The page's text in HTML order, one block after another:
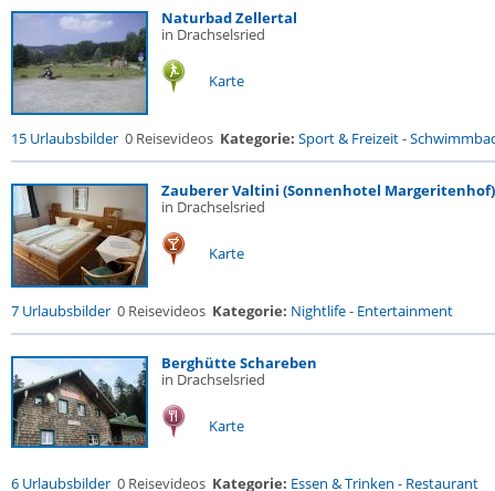
Naturbad Zellertal
in Drachselsried
Karte
15 Urlaubsbilder 0 Reisevideos Kategorie: Sport & Freizeit-
Zauberer Valtini (Sonnenhotel Margeritenhof)
in Drachselsried
Karte
7 Urlaubsbilder 0 Reisevideos Kategorie: Nightlife- Entertainment
Berghütte Schareben
in Drachselsried
Karte
6 Urlaubsbilder 0 Reisevideos Kategorie: Essen & Trinken - Restaurant